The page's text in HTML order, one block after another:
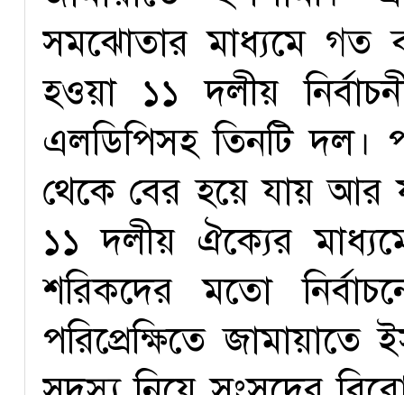
সমঝোতার মাধ্যমে গত
হওয়া ১১ দলীয়
এলডিপিসহ তিনটি
থেকে বের হয়ে যায় আর
১১ দলীয় ঐক্যের
শরিকদের মতো
পরিপ্রেক্ষিতে